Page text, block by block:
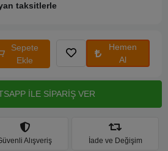
taksitlerle
Sepete
Ekle
Hemen
Al
İLE SİPARİŞ VER
Alışveriş İade ve Değişim